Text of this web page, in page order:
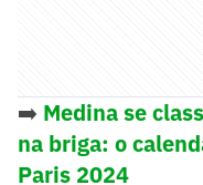
➡️ Medina se
na briga: o
Paris 2024